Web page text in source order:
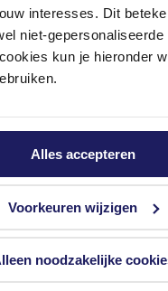
interesses. Dit
niet-
kun je hieronder
Alles accepteren
Voorkeuren wijzigen
noodzakelijke